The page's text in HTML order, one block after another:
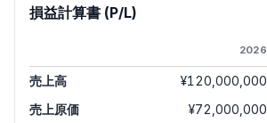
損益計算書 (P/L)
2026
売上高 ¥120,000,000
売上原価
¥72,000,000